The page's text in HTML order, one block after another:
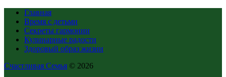
Главная
Время с детьми
Секреты гармонии
Кулинарные радости
Здоровый образ жизни
Счастливая Семья © 2026